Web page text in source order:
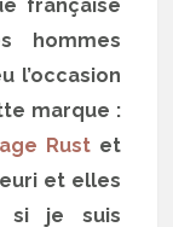
française
hommes
l’occasion
marque :
Rustet
et elles
si je suis